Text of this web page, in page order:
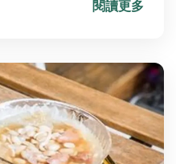
選擇和照顧適合的花
閱讀更多